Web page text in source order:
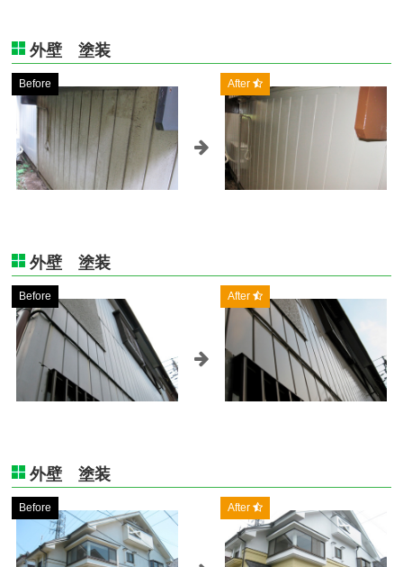
外壁 塗装
Before After
外壁 塗装
Before After
外壁 塗装
Before After